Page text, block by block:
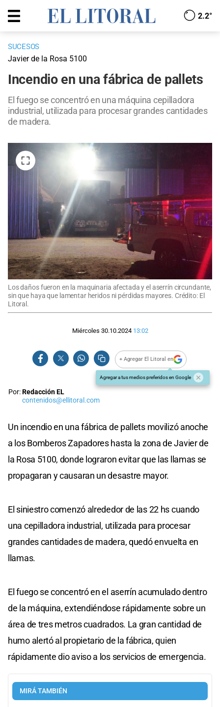
2.2°
SUCESOS
Javier de la Rosa 5100
Incendio en una fábrica de pallets
El fuego se concentró en una máquina cepilladora
industrial, utilizada para procesar grandes cantidades
de madera.
Los daños fueron en la maquinaria afectada y el aserrín circundante,
sin que haya que lamentar heridos ni pérdidas mayores. Crédito: El
Litoral.
Miércoles 30.10.2024 13:02
+ Agregar El Litoral en
Agregar a tus medios preferidos en Google
Por:Redacción EL
contenidos@ellitoral.com
Un incendio en una fábrica de pallets movilizó anoche
a los Bomberos Zapadores hasta la zona de Javier de
la Rosa 5100, donde lograron evitar que las llamas se
propagaran y causaran un desastre mayor.
El siniestro comenzó alrededor de las 22 hs cuando
una cepilladora industrial, utilizada para procesar
grandes cantidades de madera, quedó envuelta en
llamas.
El fuego se concentró en el aserrín acumulado dentro
de la máquina, extendiéndose rápidamente sobre un
área de tres metros cuadrados. La gran cantidad de
humo alertó al propietario de la fábrica, quien
rápidamente dio aviso a los servicios de emergencia.
MIRÁ TAMBIÉN